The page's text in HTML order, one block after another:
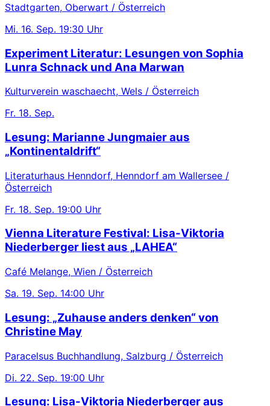
Stadtgarten, Oberwart / Österreich
Mi. 16. Sep. 19:30 Uhr
Experiment Literatur: Lesungen von Sophia
Lunra Schnack und Ana Marwan
Kulturverein waschaecht, Wels / Österreich
Fr. 18. Sep.
Lesung: Marianne Jungmaier aus
„Kontinentaldrift“
Literaturhaus Henndorf, Henndorf am Wallersee /
Österreich
Fr. 18. Sep. 19:00 Uhr
Vienna Literature Festival: Lisa-Viktoria
Niederberger liest aus „LAHEA“
Café Melange, Wien / Österreich
Sa. 19. Sep. 14:00 Uhr
Lesung: „Zuhause anders denken“ von
Christine May
Paracelsus Buchhandlung, Salzburg / Österreich
Di. 22. Sep. 19:00 Uhr
Lesung: Lisa-Viktoria Niederberger aus